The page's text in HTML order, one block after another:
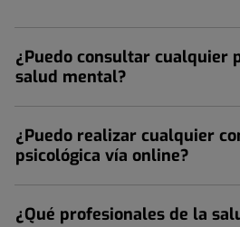
¿Puedo consultar cualquier
salud mental?
¿Puedo realizar cualquier
psicológica vía online?
¿Qué profesionales de la